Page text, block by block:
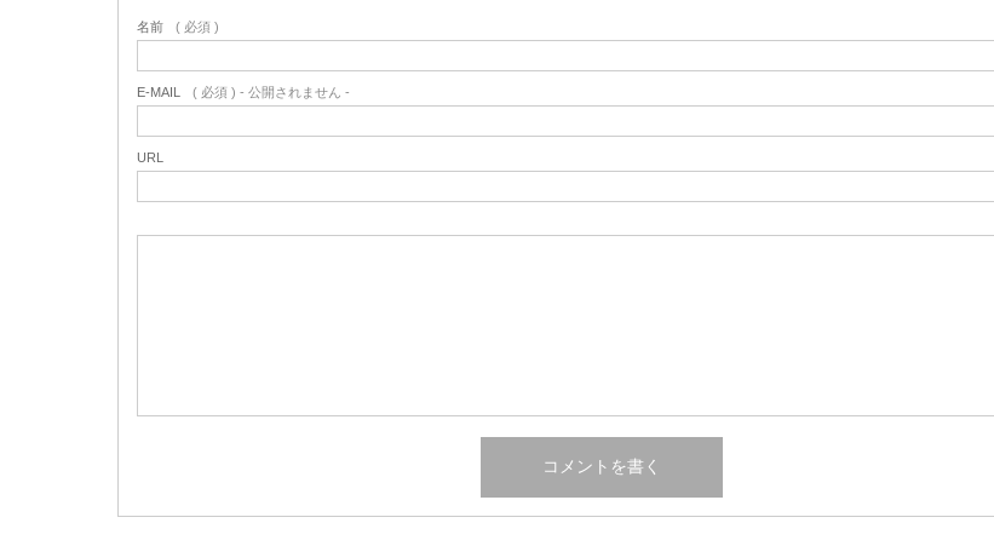
名前 ( 必須 )
E-MAIL ( 必須 ) - 公開されません -
URL